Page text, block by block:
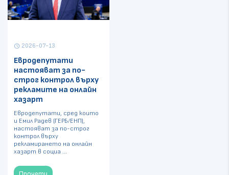
schedule 2026-07-13
Евродепутати
настояват за по-
строг контрол върху
рекламите на онлайн
хазарт
Евродепутати, сред които
и Емил Радев (ГЕРБ/ЕНП),
настояват за по-строг
контрол върху
рекламирането на онлайн
хазарт в социа ...